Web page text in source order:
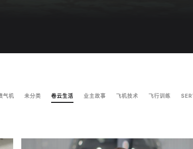
气机 未分类 卷云生活 业主故事 飞机技术 飞行训练